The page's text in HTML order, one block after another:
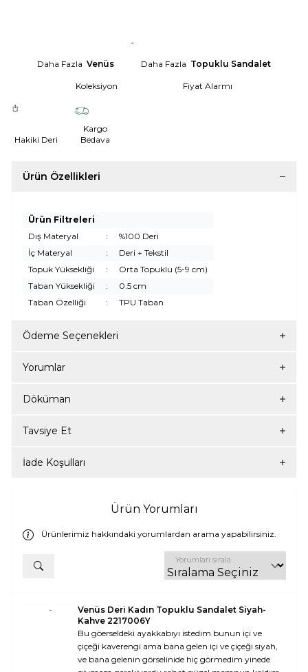
Daha Fazla Venüs Daha Fazla Topuklu Sandalet
Koleksiyon Fiyat Alarmı
Hakiki Deri
Kargo
Bedava
Ürün Özellikleri
Ürün Filtreleri
Dış Materyal
:
%100 Deri
İç Materyal
:
Deri + Tekstil
Topuk Yüksekliği
:
Orta Topuklu (5-9 cm)
Taban Yüksekliği
:
0.5 cm
Taban Özelliği
: TPU Taban
Ödeme Seçenekleri
Yorumlar
Döküman
Tavsiye Et
İade Koşulları
Ürün Yorumları
Ürünlerimiz hakkındaki yorumlardan arama yapabilirsiniz.
Yorumları sırala
Venüs Deri Kadın Topuklu Sandalet Siyah-
Kahve 2217006Y
Bu göerseldeki ayakkabıyı istedim bunun içi ve
çiçeği kaverengi ama bana gelen içi ve çiçeği siyah,
ve bana gelenin görselinide hiç görmedim yinede